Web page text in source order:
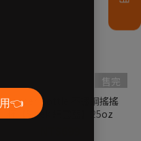
售完
Blender Bottle 不鏽鋼搖搖
杯【Sleek 綿雲藍】25oz